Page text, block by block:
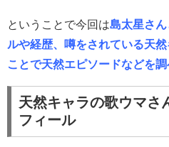
ということで今回は島太星さ
ルや経歴、噂をされている天
ことで天然エピソードなどを調
天然キャラの歌ウマさ
フィール